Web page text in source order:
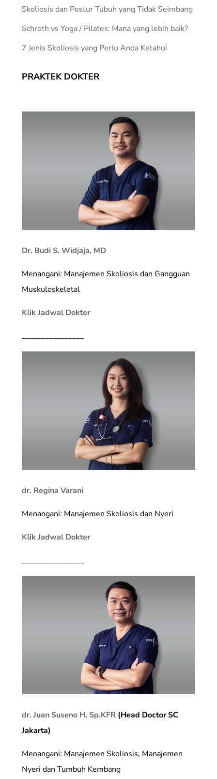
Skoliosis dan Postur Tubuh yang Tidak Seimbang
Schroth vs Yoga / Pilates: Mana yang lebih baik?
7 Jenis Skoliosis yang Perlu Anda Ketahui
PRAKTEK DOKTER
Dr. Budi S. Widjaja, MD
Menangani: Manajemen Skoliosis dan Gangguan
Muskuloskeletal
Klik Jadwal Dokter
________________
dr. Regina Varani
Menangani: Manajemen Skoliosis dan Nyeri
Klik Jadwal Dokter
________________
dr. Juan Suseno H, Sp.KFR(Head Doctor SC
Jakarta)
Menangani: Manajemen Skoliosis, Manajemen
Nyeri dan Tumbuh Kembang